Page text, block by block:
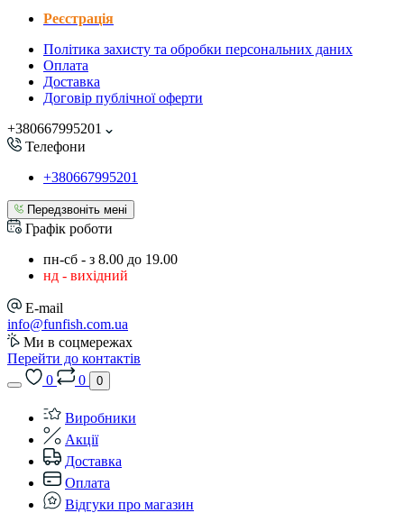
Реєстрація
Політика захисту та обробки персональних даних
Оплата
Доставка
Договір публічної оферти
+380667995201
Телефони
+380667995201
Передзвоніть мені
Графік роботи
пн-сб - з 8.00 до 19.00
нд - вихідний
E-mail
info@funfish.com.ua
Ми в соцмережах
Перейти до контактів
0
0 0
Виробники
Акції
Доставка
Оплата
Відгуки про магазин